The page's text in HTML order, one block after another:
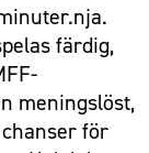
färdig,
meningslöst,
för